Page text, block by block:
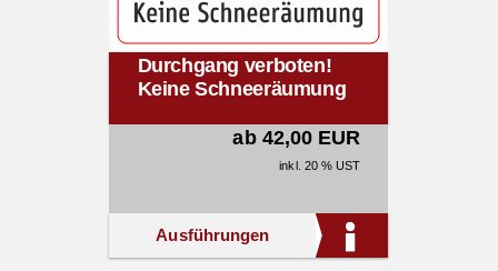
Durchgang verboten!
Keine Schneeräumung
ab 42,00 EUR
inkl. 20 % UST
Ausführungen